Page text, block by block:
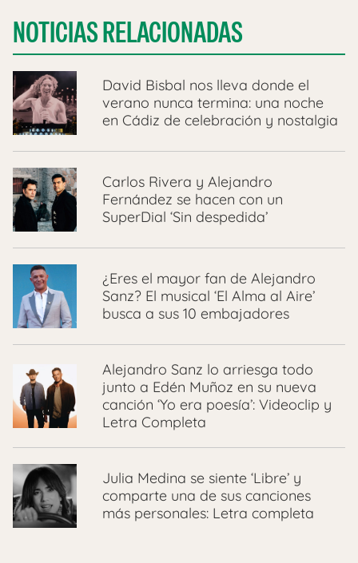
NOTICIAS RELACIONADAS
David Bisbal nos lleva donde el
verano nunca termina: una noche
en Cádiz de celebración y nostalgia
Carlos Rivera y Alejandro
Fernández se hacen con un
SuperDial ‘Sin despedida’
¿Eres el mayor fan de Alejandro
Sanz? El musical ‘El Alma al Aire’
busca a sus 10 embajadores
Alejandro Sanz lo arriesga todo
junto a Edén Muñoz en su nueva
canción ‘Yo era poesía’: Videoclip y
Letra Completa
Julia Medina se siente ‘Libre’ y
comparte una de sus canciones
más personales: Letra completa